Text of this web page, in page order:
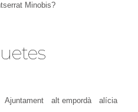
Minobis?
Ajuntament alt empordà
alícia